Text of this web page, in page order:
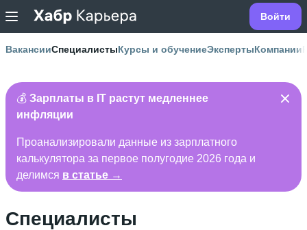
Войти
ВакансииСпециалистыКурсы и обучениеЭкспертыКомпании
💰 Зарплаты в IT растут медленнее
инфляции
Проанализировали данные из зарплатного
калькулятора за первое полугодие 2026 года и
делимся в статье →
Специалисты